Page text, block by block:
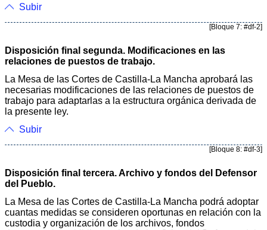
Subir
[Bloque 7: #df-2]
Disposición final segunda. Modificaciones en las
relaciones de puestos de trabajo.
La Mesa de las Cortes de Castilla-La Mancha aprobará las
necesarias modificaciones de las relaciones de puestos de
trabajo para adaptarlas a la estructura orgánica derivada de
la presente ley.
Subir
[Bloque 8: #df-3]
Disposición final tercera. Archivo y fondos del Defensor
del Pueblo.
La Mesa de las Cortes de Castilla-La Mancha podrá adoptar
cuantas medidas se consideren oportunas en relación con la
custodia y organización de los archivos, fondos